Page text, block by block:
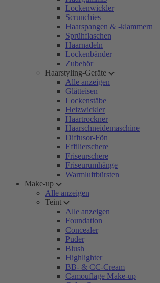
Lockenwickler
Scrunchies
Haarspangen & -klammern
Sprühflaschen
Haarnadeln
Lockenbänder
Zubehör
Haarstyling-Geräte
Alle anzeigen
Glätteisen
Lockenstäbe
Heizwickler
Haartrockner
Haarschneidemaschine
Diffusor-Fön
Effilierschere
Friseurschere
Friseurumhänge
Warmluftbürsten
Make-up
Alle anzeigen
Teint
Alle anzeigen
Foundation
Concealer
Puder
Blush
Highlighter
BB- & CC-Cream
Camouflage Make-up